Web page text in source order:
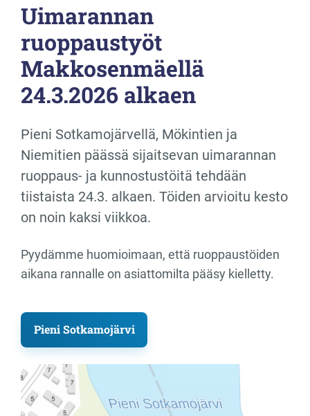
Uimarannan
ruoppaustyöt
Makkosenmäellä
24.3.2026 alkaen
Pieni Sotkamojärvellä, Mökintien ja
Niemitien päässä sijaitsevan uimarannan
ruoppaus- ja kunnostustöitä tehdään
tiistaista 24.3. alkaen. Töiden arvioitu kesto
on noin kaksi viikkoa.
Pyydämme huomioimaan, että ruoppaustöiden
aikana rannalle on asiattomilta pääsy kielletty.
Pieni Sotkamojärvi